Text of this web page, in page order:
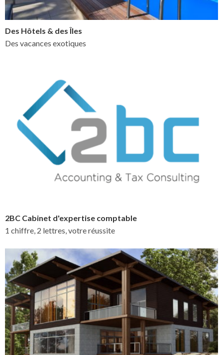
Des Hôtels & des Îles
Des vacances exotiques
2BC Cabinet d'expertise comptable
1 chiffre, 2 lettres, votre réussite